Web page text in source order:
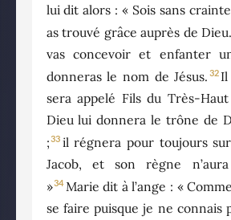
lui dit alors : « Sois sans
as trouvé grâce auprès de Dieu.
vas concevoir et enfanter
donneras le nom de Jésus. 32 Il
sera appelé Fils du Très-
Dieu lui donnera le trône de
;33 il régnera pour toujours
Jacob, et son règne
»34 Marie dit à l’ange : «
se faire puisque je ne connais